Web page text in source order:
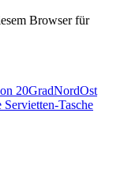
Browser für
20GradNordOst
Tasche